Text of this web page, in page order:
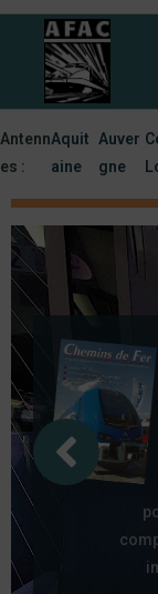
Antenn
es :
Aquit
aine
Auver
gne